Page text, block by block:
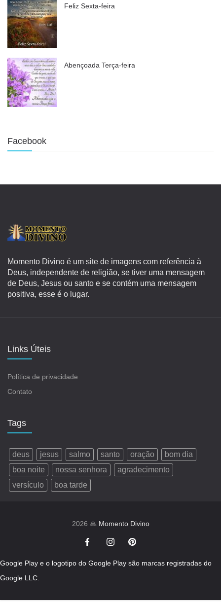
Feliz Sexta-feira
Abençoada Terça-feira
Facebook
Momento Divino é um site de imagens com referência à
Deus, independente de religião, se tiver uma mensagem
de Deus, Jesus ou santo e se contém uma mensagem
positiva, esse é o lugar.
Links Úteis
Política de privacidade
Contato
Tags
deus jesus salmo santo oração
bom dia
boa noite
nossa senhora
agradecimento
versículo
boa tarde
2026 🙏 Momento Divino
Google Play e o logotipo do Google Play são marcas registradas do
Google LLC.